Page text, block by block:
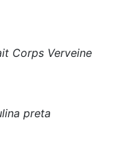
Corps Verveine
preta